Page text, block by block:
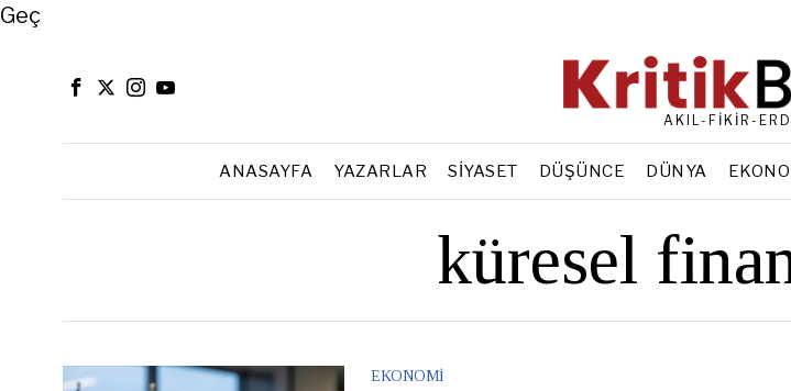
Close
Geç
AKIL-FİKİR-
ANASAYFA YAZARLAR SIYASET DÜŞÜNCE DÜNYA
küresel
EKONOMI